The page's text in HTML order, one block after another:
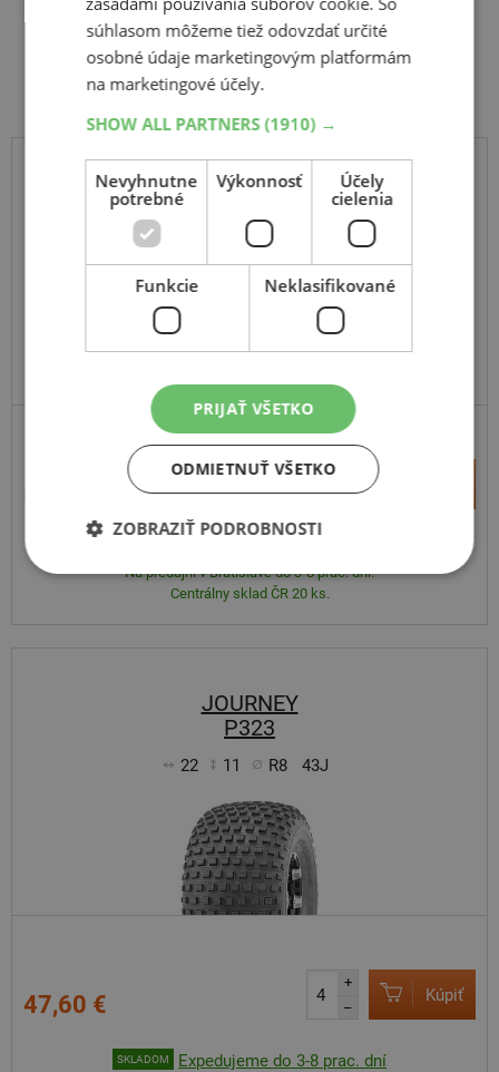
Súvisiace produkty
JOURNEY
P322
57,30 €
–
Na predajni v Bratislave do 3-8 prac. dní.
Centrálny sklad ČR 20 ks.
JOURNEY
P323
22 11 R8 43J
47,60 €
+
–
Kúpiť
SKLADOM Expedujeme do 3-8 prac. dní
súhlasom môžeme tiež odovzdať určité
osobné údaje marketingovým platformám
na marketingové účely.
SHOW ALL PARTNERS(1910) →
Nevyhnutne
potrebné
Výkonnosť
Účely
cielenia
Funkcie Neklasifikované
PRIJAŤ VŠETKO
ODMIETNUŤ VŠETKO
ZOBRAZIŤ PODROBNOSTI